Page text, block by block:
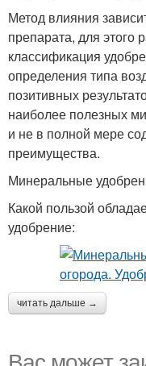
Метод влияния
препарата, для этого
классификация
определения типа
позитивных
наиболее полезных
и не в полной мере
преимущества.
Минеральные
Какой пользой
удобрение:
читать дальше →